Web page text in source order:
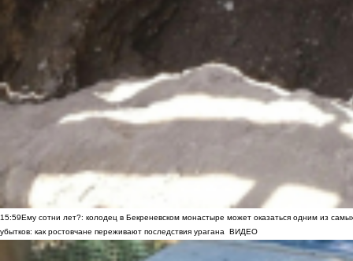
15:59Ему сотни лет?: колодец в Бекреневском монастыре может оказаться одним из
убытков: как ростовчане переживают последствия урагана
ВИДЕО